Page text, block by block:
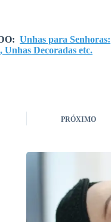
Unhas para Senhoras:
Unhas Decoradas etc.
PRÓXIMO